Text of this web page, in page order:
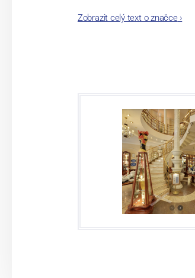
Zobrazit celý text o značce›